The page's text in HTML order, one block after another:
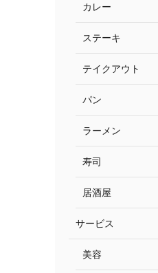
カレー
ステーキ
テイクアウト
パン
ラーメン
寿司
居酒屋
サービス
美容